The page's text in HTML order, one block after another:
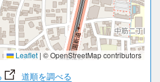
Leaflet | © OpenStreetMap contributors
道順を調べる